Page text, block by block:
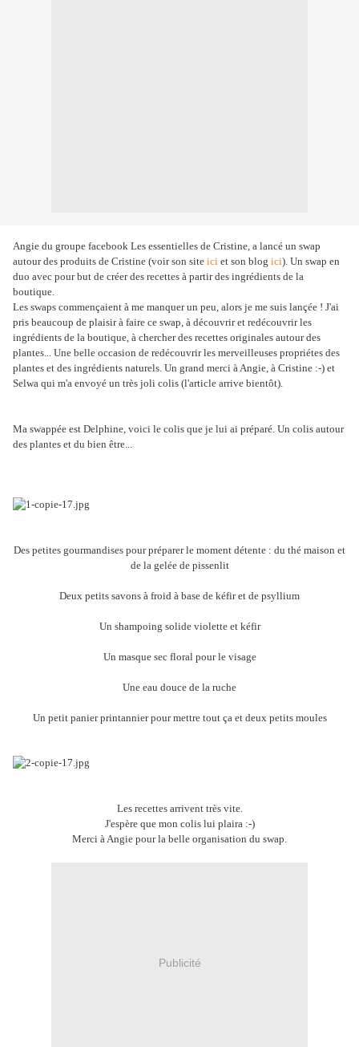
Angie du groupe facebook Les essentielles de Cristine, a lancé un swap
autour des produits de Cristine (voir son site ici et son blog ici). Un swap en
duo avec pour but de créer des recettes à partir des ingrédients de la
boutique.
Les swaps commençaient à me manquer un peu, alors je me suis lançée ! J'ai
pris beaucoup de plaisir à faire ce swap, à découvrir et redécouvrir les
ingrédients de la boutique, à chercher des recettes originales autour des
plantes... Une belle occasion de redécouvrir les merveilleuses propriétes des
plantes et des ingrédients naturels. Un grand merci à Angie, à Cristine :-) et
Selwa qui m'a envoyé un très joli colis (l'article arrive bientôt).
Ma swappée est Delphine, voici le colis que je lui ai préparé. Un colis autour
des plantes et du bien être...
Des petites gourmandises pour préparer le moment détente : du thé maison et
de la gelée de pissenlit
Deux petits savons à froid à base de kéfir et de psyllium
Un shampoing solide violette et kéfir
Un masque sec floral pour le visage
Une eau douce de la ruche
Un petit panier printannier pour mettre tout ça et deux petits moules
Les recettes arrivent très vite.
J'espère que mon colis lui plaira :-)
Merci à Angie pour la belle organisation du swap.
Publicité